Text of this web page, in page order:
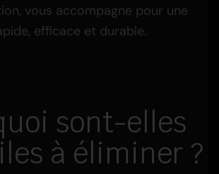
vous accompagne pour une
efficace et durable.
sont-elles
à éliminer ?